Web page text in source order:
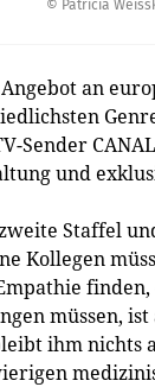
© Patricia
an
und
Staffel
Kollegen
müssen, ist
ihm nichts